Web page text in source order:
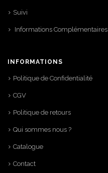
Suivi
Informations Complémentaires
INFORMATIONS
Politique de Confidentialité
CGV
Politique de retours
Qui sommes nous ?
Catalogue
Contact